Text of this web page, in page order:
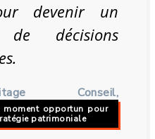
devenir un
de décisions
Conseil,
opportun pour
patrimoniale